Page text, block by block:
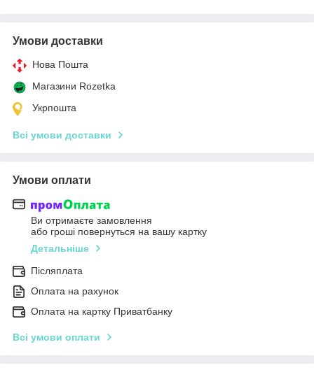
Умови доставки
Нова Пошта
Магазини Rozetka
Укрпошта
Всі умови доставки
Умови оплати
Ви отримаєте замовлення
або гроші повернуться на вашу картку
Детальніше
Післяплата
Оплата на рахунок
Оплата на картку Приватбанку
Всі умови оплати